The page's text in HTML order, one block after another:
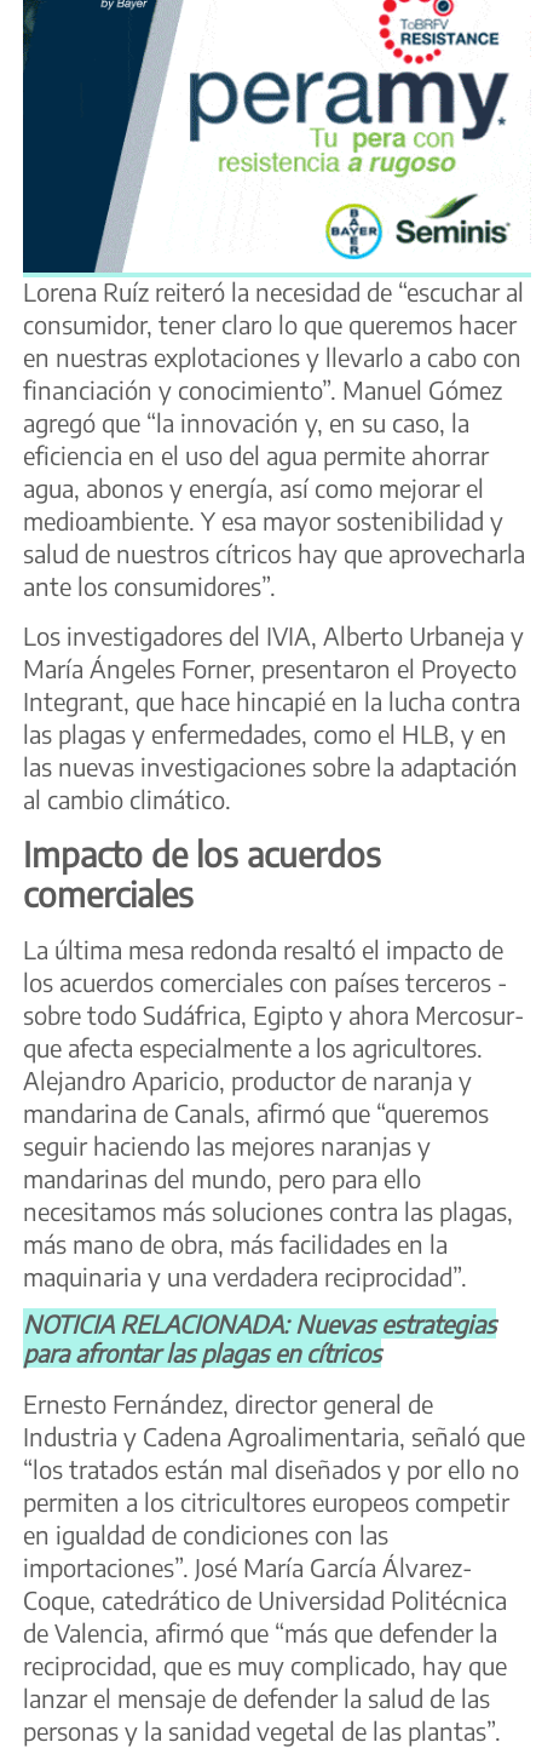
Lorena Ruíz reiteró la necesidad de “escuchar al
consumidor, tener claro lo que queremos hacer
en nuestras explotaciones y llevarlo a cabo con
financiación y conocimiento”. Manuel Gómez
agregó que “la innovación y, en su caso, la
eficiencia en el uso del agua permite ahorrar
agua, abonos y energía, así como mejorar el
medioambiente. Y esa mayor sostenibilidad y
salud de nuestros cítricos hay que aprovecharla
ante los consumidores”.
Los investigadores del IVIA, Alberto Urbaneja y
María Ángeles Forner, presentaron el Proyecto
Integrant, que hace hincapié en la lucha contra
las plagas y enfermedades, como el HLB, y en
las nuevas investigaciones sobre la adaptación
al cambio climático.
Impacto de los acuerdos
comerciales
La última mesa redonda resaltó el impacto de
los acuerdos comerciales con países terceros -
sobre todo Sudáfrica, Egipto y ahora Mercosur-
que afecta especialmente a los agricultores.
Alejandro Aparicio, productor de naranja y
mandarina de Canals, afirmó que “queremos
seguir haciendo las mejores naranjas y
mandarinas del mundo, pero para ello
necesitamos más soluciones contra las plagas,
más mano de obra, más facilidades en la
maquinaria y una verdadera reciprocidad”.
NOTICIA RELACIONADA: Nuevas estrategias
para afrontar las plagas en cítricos
Ernesto Fernández, director general de
Industria y Cadena Agroalimentaria, señaló que
“los tratados están mal diseñados y por ello no
permiten a los citricultores europeos competir
en igualdad de condiciones con las
importaciones”. José María García Álvarez-
Coque, catedrático de Universidad Politécnica
de Valencia, afirmó que “más que defender la
reciprocidad, que es muy complicado, hay que
lanzar el mensaje de defender la salud de las
personas y la sanidad vegetal de las plantas”.